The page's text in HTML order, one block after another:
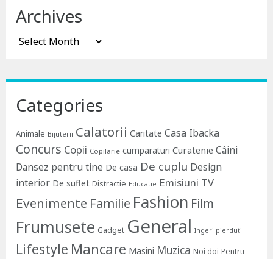
Archives
Archives
Categories
Animale Bijuterii Calatorii Caritate Casa Ibacka
Concurs Copii Copilarie cumparaturi Curatenie Câini
Dansez pentru tine De casa De cuplu Design
interior De suflet Distractie Educatie Emisiuni TV
Evenimente Familie Fashion Film
Frumusete Gadget General Ingeri pierduti
Lifestyle Mancare Masini Muzica Noi doi Pentru